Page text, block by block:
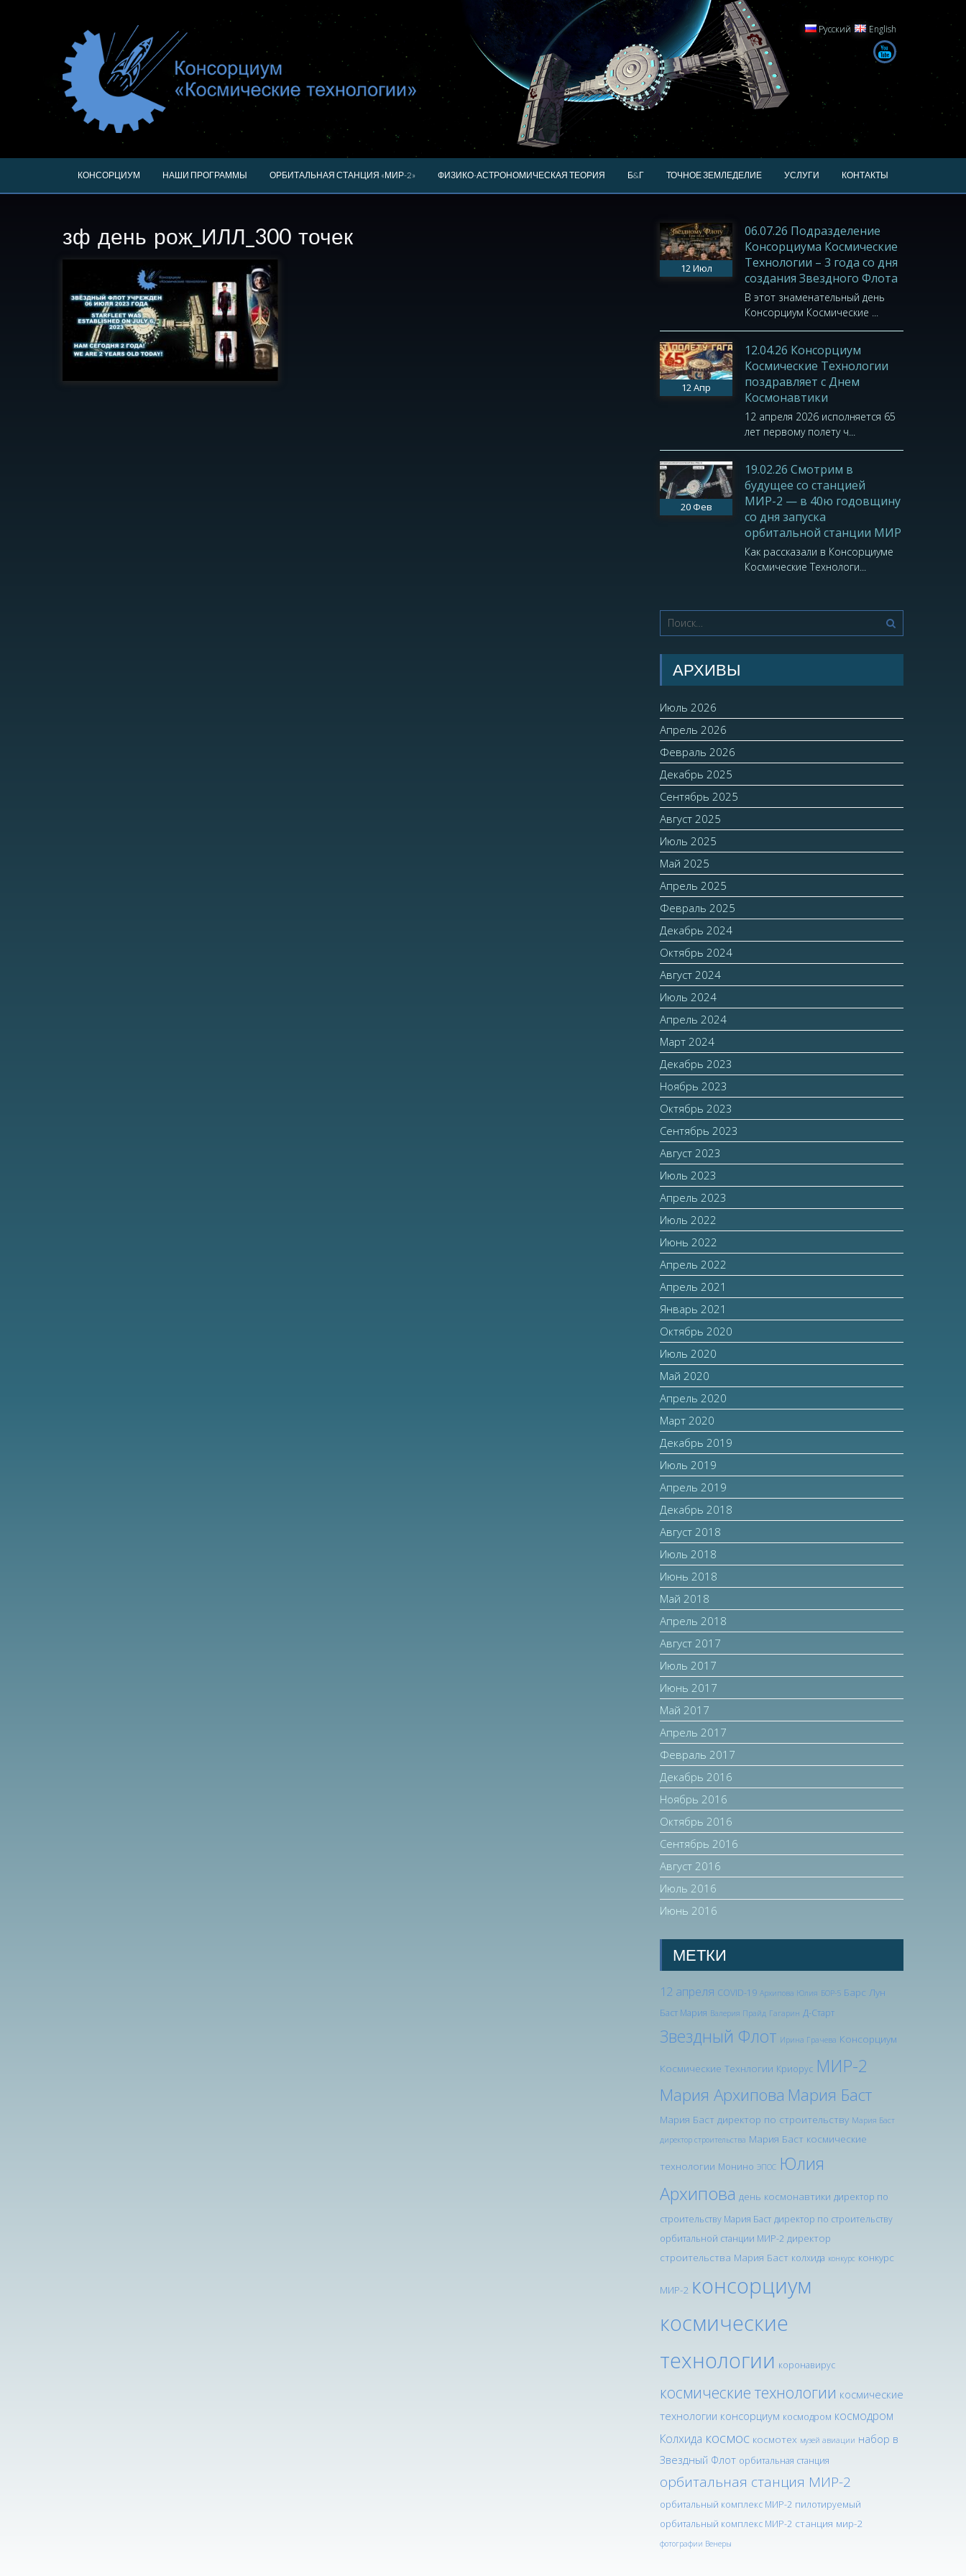
Русский English
КОНСОРЦИУМ НАШИ ПРОГРАММЫ ОРБИТАЛЬНАЯ СТАНЦИЯ «МИР-2» ФИЗИКО-АСТРОНОМИЧЕСКАЯ ТЕОРИЯ Б&Г ТОЧНОЕ ЗЕМЛЕДЕЛИЕ УСЛУГИ КОНТАКТЫ
зф день рож_ИЛЛ_300 точек
12Июл
06.07.26 Подразделение
Консорциума Космические
Технологии – 3 года со дня
создания Звездного Флота
В этот знаменательный день
Консорциум Космические ...
12Апр
12.04.26 Консорциум
Космические Технологии
поздравляет с Днем
Космонавтики
12 апреля 2026 исполняется 65
лет первому полету ч...
20 Фев
19.02.26 Смотрим в
будущее со станцией
МИР-2 — в 40ю годовщину
со дня запуска
орбитальной станции МИР
Как рассказали в Консорциуме
Космические Технологи...
АРХИВЫ
Июль 2026
Апрель 2026
Февраль 2026
Декабрь 2025
Сентябрь 2025
Август 2025
Июль 2025
Май 2025
Апрель 2025
Февраль 2025
Декабрь 2024
Октябрь 2024
Август 2024
Июль 2024
Апрель 2024
Март 2024
Декабрь 2023
Ноябрь 2023
Октябрь 2023
Сентябрь 2023
Август 2023
Июль 2023
Апрель 2023
Июль 2022
Июнь 2022
Апрель 2022
Апрель 2021
Январь 2021
Октябрь 2020
Июль 2020
Май 2020
Апрель 2020
Март 2020
Декабрь 2019
Июль 2019
Апрель 2019
Декабрь 2018
Август 2018
Июль 2018
Июнь 2018
Май 2018
Апрель 2018
Август 2017
Июль 2017
Июнь 2017
Май 2017
Апрель 2017
Февраль 2017
Декабрь 2016
Ноябрь 2016
Октябрь 2016
Сентябрь 2016
Август 2016
Июль 2016
Июнь 2016
МЕТКИ
12 апреля COVID-19 Архипова Юлия БОР-5 Барс Лун
Баст Мария Валерия Прайд Гагарин Д-Старт
Звездный Флот Ирина Грачева Консорциум
Космические Технлогии Криорус МИР-2
Мария Архипова Мария Баст
Мария Баст директор по строительству Мария Баст
директор строительства Мария Баст космические
технологии Монино ЭПОС Юлия
Архипова день космонавтики директор по
строительству Мария Баст директор по строительству
орбитальной станции МИР-2 директор
строительства Мария Баст колхида конкурс конкурс
МИР-2 консорциум
космические
технологии коронавирус
космические технологии космические
технологии консорциум космодром космодром
Колхида космос космотех музей авиации набор в
Звездный Флот орбитальная станция
орбитальная станция МИР-2
орбитальный комплекс МИР-2 пилотируемый
орбитальный комплекс МИР-2 станция мир-2
фотографии Венеры